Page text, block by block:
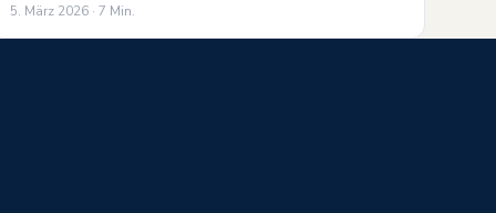
5. März 2026 · 7 Min.